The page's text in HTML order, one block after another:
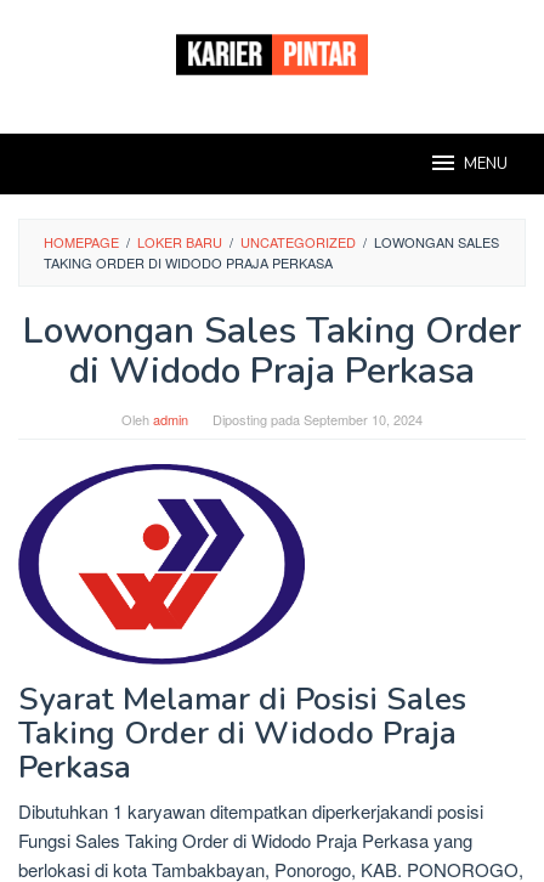
MENU
HOMEPAGE / LOKER BARU / UNCATEGORIZED / LOWONGAN SALES
TAKING ORDER DI WIDODO PRAJA PERKASA
Lowongan Sales Taking Order
di Widodo Praja Perkasa
Olehadmin Diposting pada September 10, 2024
Syarat Melamar di Posisi Sales
Taking Order di Widodo Praja
Perkasa
Dibutuhkan 1 karyawan ditempatkan diperkerjakandi posisi
Fungsi Sales Taking Order di Widodo Praja Perkasa yang
berlokasi di kota Tambakbayan, Ponorogo, KAB. PONOROGO,